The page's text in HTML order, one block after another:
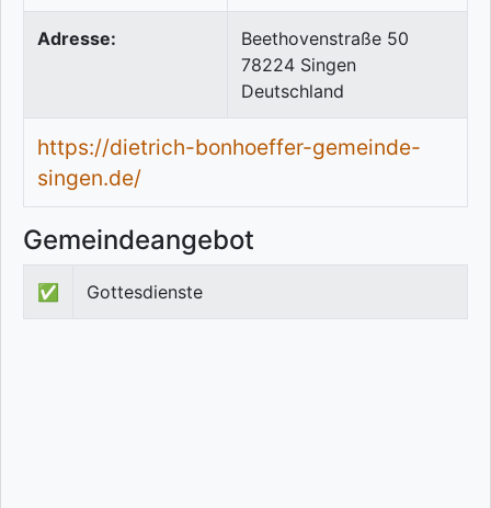
Adresse:
Beethovenstraße 50
78224 Singen
Deutschland
https://dietrich-bonhoeffer-gemeinde-
singen.de/
Gemeindeangebot
✅ Gottesdienste